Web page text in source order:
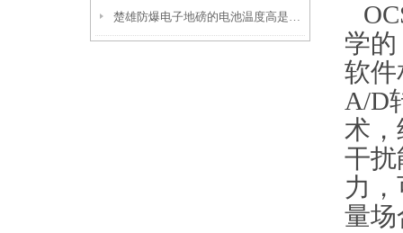
楚雄防爆电子地磅的电池温度高是否会爆炸？
学的
软件
A/D
术，
干扰
力
量场